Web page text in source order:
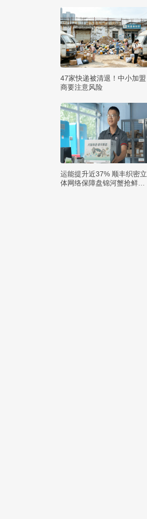
47家快递被清退！中小加盟
商要注意风险
运能提升近37% 顺丰织密立
体网络保障盘锦河蟹抢鲜出